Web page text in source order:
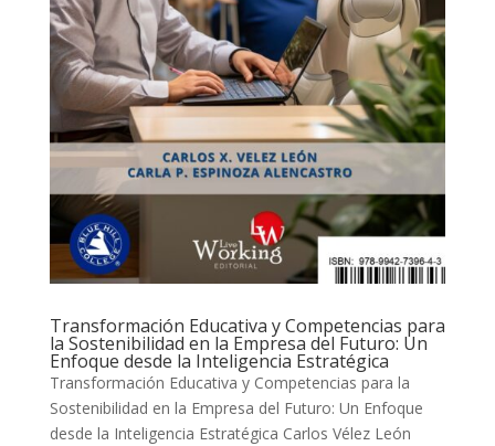
Transformación Educativa y Competencias para
la Sostenibilidad en la Empresa del Futuro: Un
Enfoque desde la Inteligencia Estratégica
Transformación Educativa y Competencias para la
Sostenibilidad en la Empresa del Futuro: Un Enfoque
desde la Inteligencia Estratégica Carlos Vélez León